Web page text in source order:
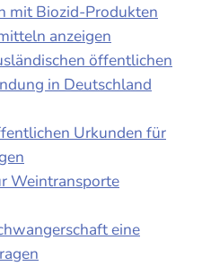
mit Biozid-Produkten
anzeigen
öffentlichen
in Deutschland
Urkunden für
Weintransporte
eine